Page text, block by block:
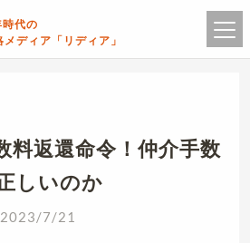
代の
ディア「リディア」
料返還命令！仲介手数
しいのか
2023/7/21